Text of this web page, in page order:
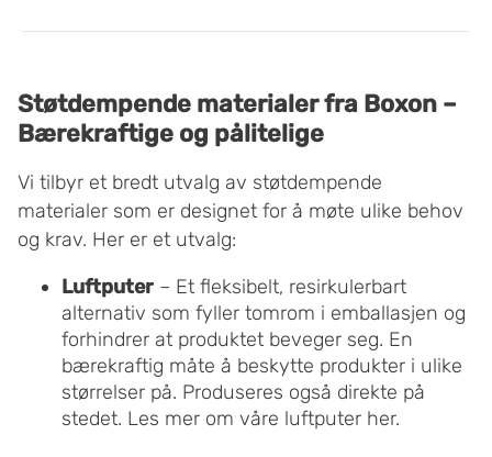
Støtdempende materialer fra Boxon –
Bærekraftige og pålitelige
Vi tilbyr et bredt utvalg av støtdempende
materialer som er designet for å møte ulike behov
og krav. Her er et utvalg:
Luftputer – Et fleksibelt, resirkulerbart
alternativ som fyller tomrom i emballasjen og
forhindrer at produktet beveger seg. En
bærekraftig måte å beskytte produkter i ulike
størrelser på. Produseres også direkte på
stedet. Les mer om våre luftputer her.